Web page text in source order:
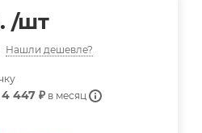
/шт
Нашли дешевле?
4 447 ₽ в месяц